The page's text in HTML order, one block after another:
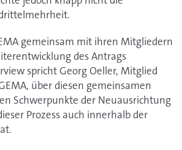
gemeinsam mit ihren Mitgliedern
des Antrags
spricht Georg Oeller, Mitglied
über diesen gemeinsamen
Schwerpunkte der Neuausrichtung
Prozess auch innerhalb der